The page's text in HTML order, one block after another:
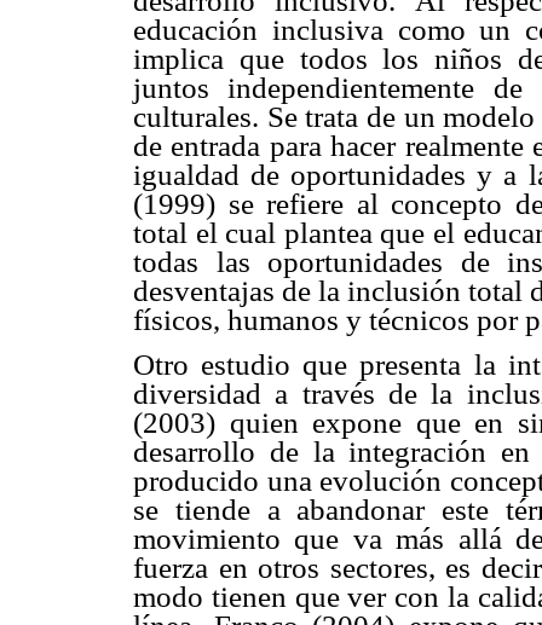
educación inclusiva como un
implica que todos los niños
juntos independientemente
culturales. Se trata de un
de entrada para hacer
igualdad de oportunidades y a
(1999) se refiere al concepto
total el cual plantea que el
todas las oportunidades de
desventajas de la inclusión total
físicos, humanos y técnicos por
Otro estudio que presenta la
diversidad a través de la
(2003) quien expone que en
desarrollo de la integración
producido una evolución
se tiende a abandonar este
movimiento que va más allá
fuerza en otros sectores, es
modo tienen que ver con la